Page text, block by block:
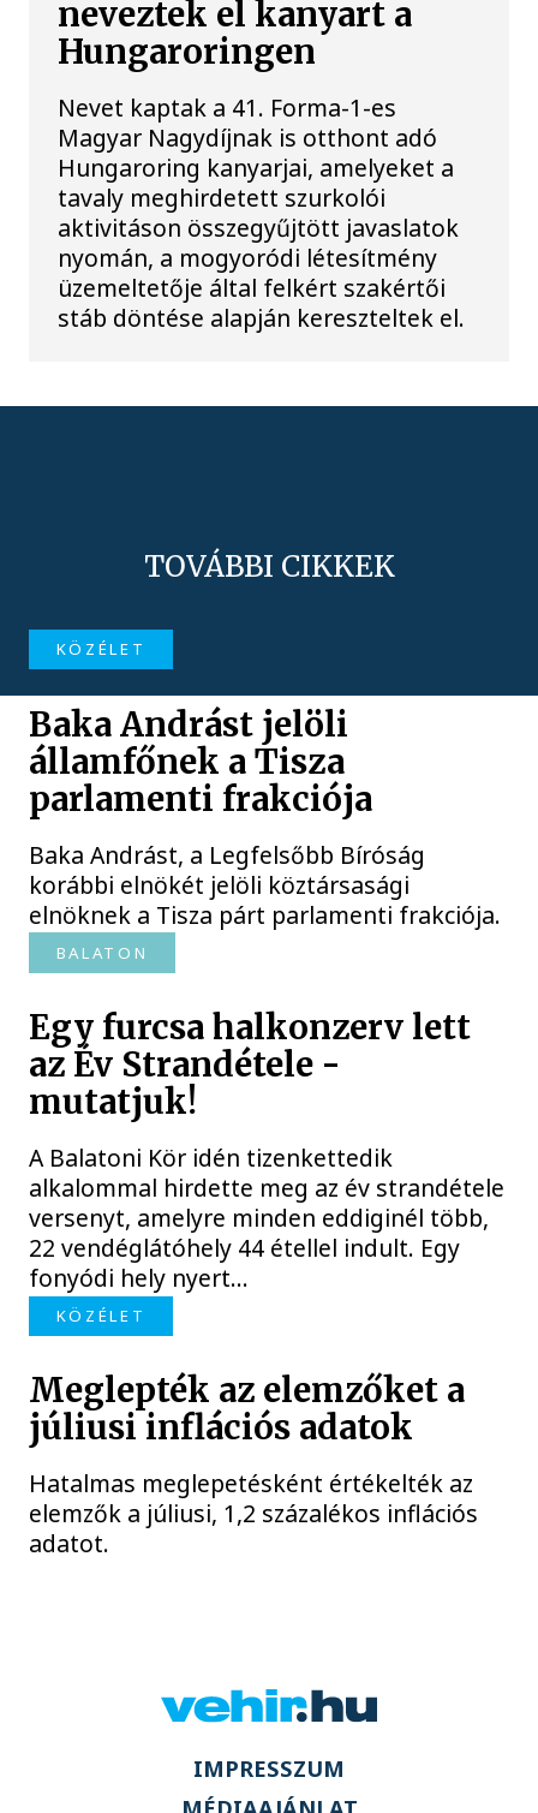
neveztek el kanyart a
Hungaroringen
Nevet kaptak a 41. Forma-1-es
Magyar Nagydíjnak is otthont adó
Hungaroring kanyarjai, amelyeket a
tavaly meghirdetett szurkolói
aktivitáson összegyűjtött javaslatok
nyomán, a mogyoródi létesítmény
üzemeltetője által felkért szakértői
stáb döntése alapján kereszteltek el.
TOVÁBBI CIKKEK
KÖZÉLET
Baka Andrást jelöli
államfőnek a Tisza
parlamenti frakciója
Baka Andrást, a Legfelsőbb Bíróság
korábbi elnökét jelöli köztársasági
elnöknek a Tisza párt parlamenti frakciója.
BALATON
Egy furcsa halkonzerv lett
az Év Strandétele -
mutatjuk!
A Balatoni Kör idén tizenkettedik
alkalommal hirdette meg az év strandétele
versenyt, amelyre minden eddiginél több,
22 vendéglátóhely 44 étellel indult. Egy
fonyódi hely nyert...
KÖZÉLET
Meglepték az elemzőket a
júliusi inflációs adatok
Hatalmas meglepetésként értékelték az
elemzők a júliusi, 1,2 százalékos inflációs
adatot.
IMPRESSZUM